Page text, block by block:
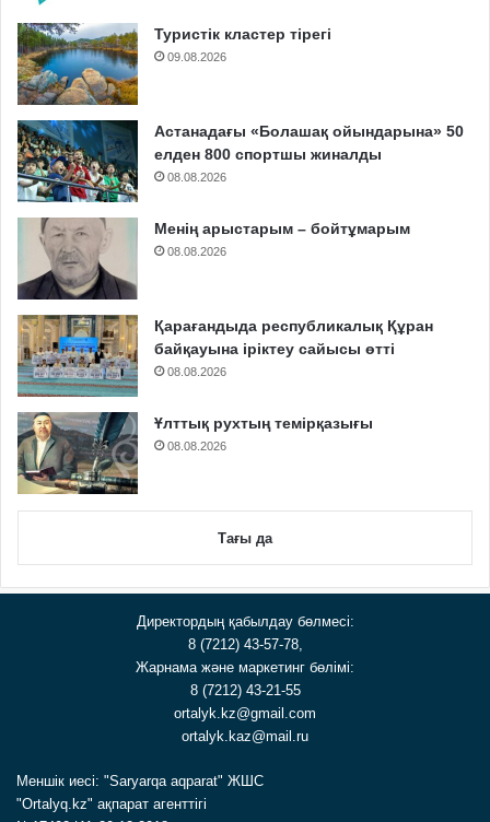
Туристік кластер тірегі
09.08.2026
Астанадағы «Болашақ ойындарына» 50
елден 800 спортшы жиналды
08.08.2026
Менің арыстарым – бойтұмарым
08.08.2026
Қарағандыда республикалық Құран
байқауына іріктеу сайысы өтті
08.08.2026
Ұлттық рухтың темірқазығы
08.08.2026
Тағы да
Директордың қабылдау бөлмесі:
8 (7212) 43-57-78,
Жарнама және маркетинг бөлімі:
8 (7212) 43-21-55
ortalyk.kz@gmail.com
ortalyk.kaz@mail.ru
Меншік иесі: "Saryarqa aqparat" ЖШС
"Ortalyq.kz" ақпарат агенттігі